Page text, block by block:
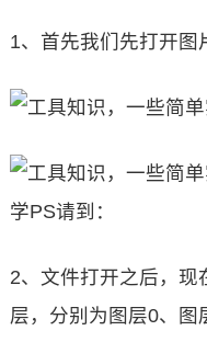
1、首先我们先打开图
学PS请到：
2、文件打开之后，现
层，分别为图层0、图